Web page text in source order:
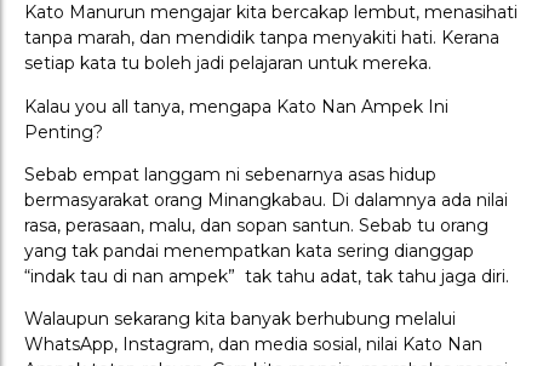
Kato Manurun mengajar kita bercakap lembut, menasihati
tanpa marah, dan mendidik tanpa menyakiti hati. Kerana
setiap kata tu boleh jadi pelajaran untuk mereka.
Kalau you all tanya, mengapa Kato Nan Ampek Ini
Penting?
Sebab empat langgam ni sebenarnya asas hidup
bermasyarakat orang Minangkabau. Di dalamnya ada nilai
rasa, perasaan, malu, dan sopan santun. Sebab tu orang
yang tak pandai menempatkan kata sering dianggap
“indak tau di nan ampek” tak tahu adat, tak tahu jaga diri.
Walaupun sekarang kita banyak berhubung melalui
WhatsApp, Instagram, dan media sosial, nilai Kato Nan